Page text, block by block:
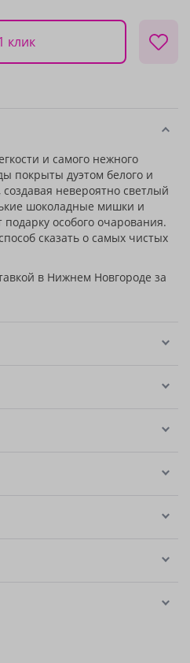
клик
и самого нежного
покрыты дуэтом белого и
создавая невероятно светлый
шоколадные мишки и
особого очарования.
сказать о самых чистых
в Нижнем Новгороде за